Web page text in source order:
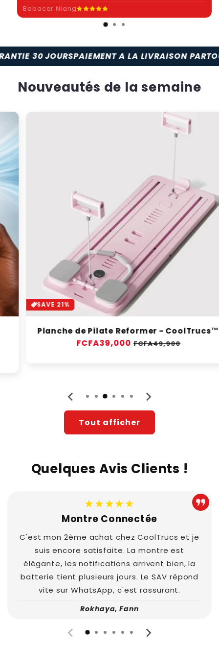
Babacar Niang
PAIEMENT A LA LIVRAISON PARTOUT A DAKAR
Nouveautés de la semaine
SAVE 21%
Planche de Pilate Reformer - CoolTrucs™
FCFA39,000 Prix
FCFA49,900
Tout afficher
Quelques Avis Clients !
★★★★★
Montre Connectée
C'est mon 2ème achat chez CoolTrucs et je
suis encore satisfaite. La montre est
élégante, les notifications arrivent bien, la
batterie tient plusieurs jours. Le SAV répond
vite sur WhatsApp, c'est rassurant.
Rokhaya, Fann